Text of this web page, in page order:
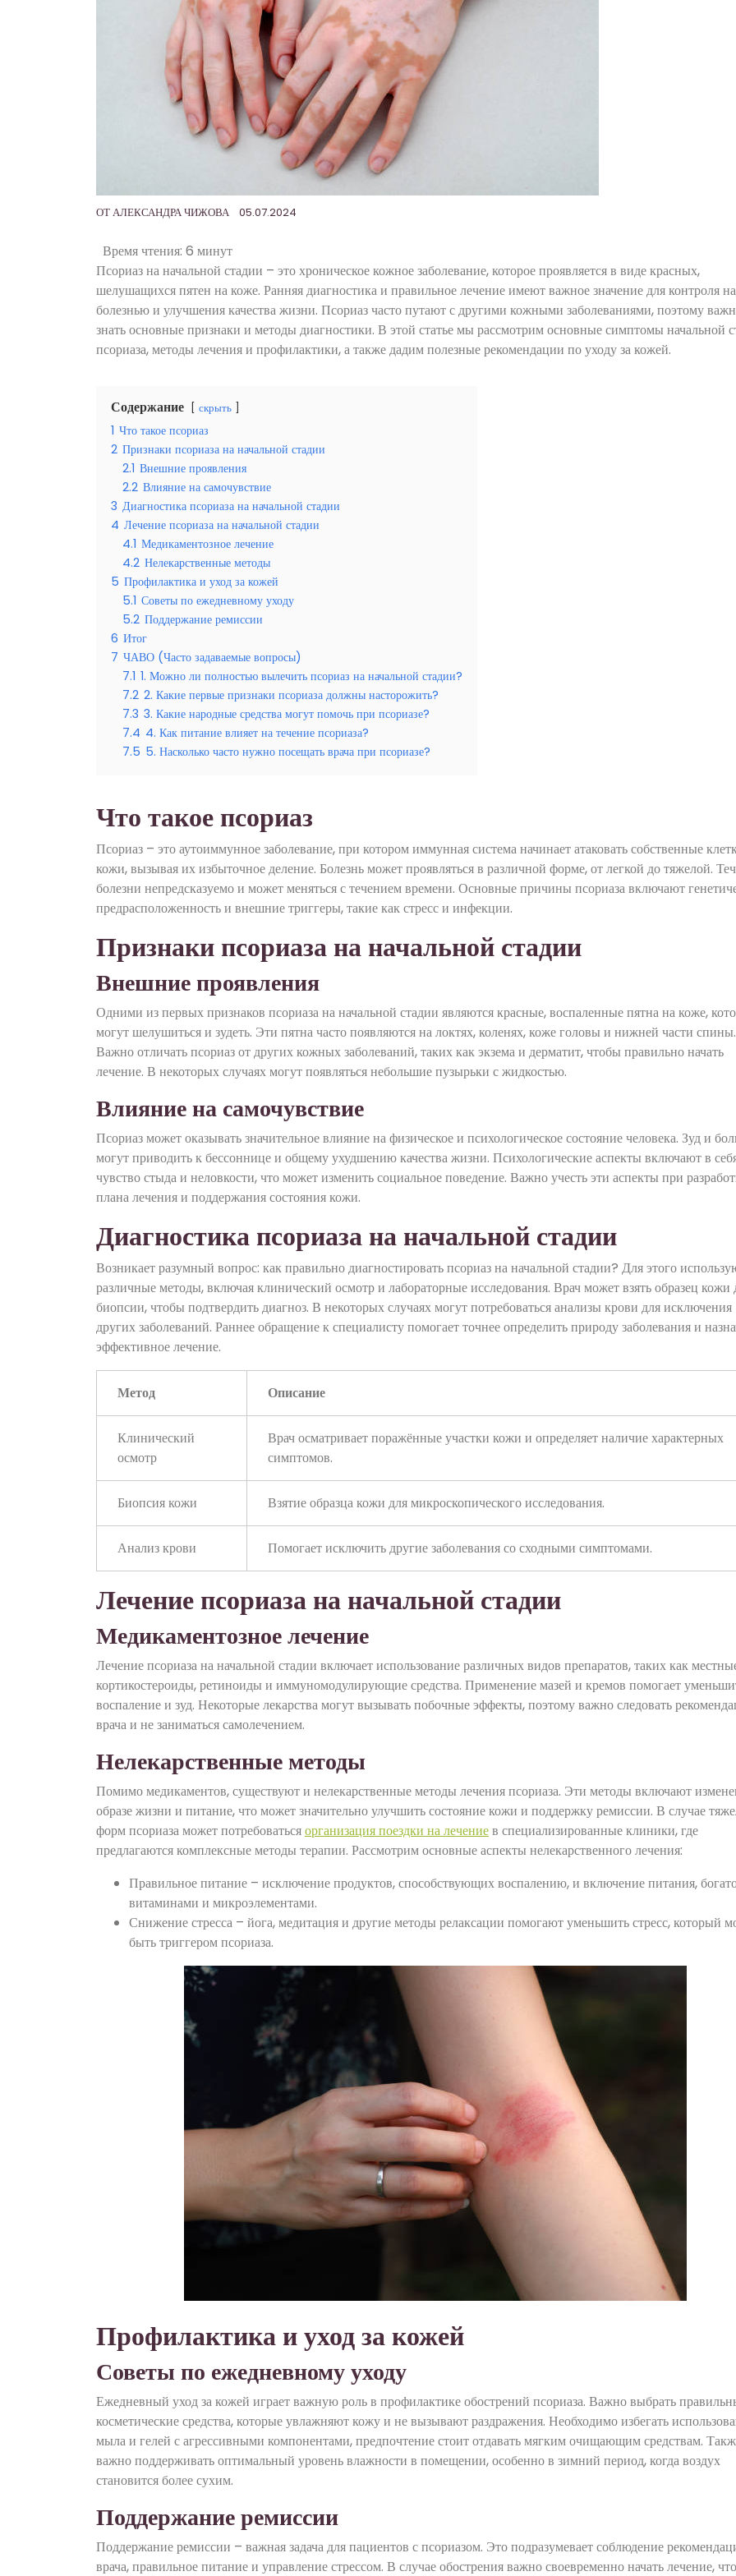
ОТАЛЕКСАНДРА ЧИЖОВА 05.07.2024
Время чтения: 6 минут
Псориаз на начальной стадии – это хроническое кожное заболевание, которое проявляется в виде красных,
шелушащихся пятен на коже. Ранняя диагностика и правильное лечение имеют важное значение для контроля
болезнью и улучшения качества жизни. Псориаз часто путают с другими кожными заболеваниями, поэтому
знать основные признаки и методы диагностики. В этой статье мы рассмотрим основные симптомы начальной
псориаза, методы лечения и профилактики, а также дадим полезные рекомендации по уходу за кожей.
Содержание скрыть
1 Что такое псориаз
2 Признаки псориаза на начальной стадии
2.1 Внешние проявления
2.2 Влияние на самочувствие
3 Диагностика псориаза на начальной стадии
4 Лечение псориаза на начальной стадии
4.1 Медикаментозное лечение
4.2 Нелекарственные методы
5 Профилактика и уход за кожей
5.1 Советы по ежедневному уходу
5.2 Поддержание ремиссии
6 Итог
7 ЧАВО (Часто задаваемые вопросы)
7.1 1. Можно ли полностью вылечить псориаз на начальной стадии?
7.2 2. Какие первые признаки псориаза должны насторожить?
7.3 3. Какие народные средства могут помочь при псориазе?
7.4 4. Как питание влияет на течение псориаза?
7.5 5. Насколько часто нужно посещать врача при псориазе?
Что такое псориаз
Псориаз – это аутоиммунное заболевание, при котором иммунная система начинает атаковать собственные
кожи, вызывая их избыточное деление. Болезнь может проявляться в различной форме, от легкой до тяжелой.
болезни непредсказуемо и может меняться с течением времени. Основные причины псориаза включают
предрасположенность и внешние триггеры, такие как стресс и инфекции.
Признаки псориаза на начальной стадии
Внешние проявления
Одними из первых признаков псориаза на начальной стадии являются красные, воспаленные пятна на коже,
могут шелушиться и зудеть. Эти пятна часто появляются на локтях, коленях, коже головы и нижней части спины.
Важно отличать псориаз от других кожных заболеваний, таких как экзема и дерматит, чтобы правильно начать
лечение. В некоторых случаях могут появляться небольшие пузырьки с жидкостью.
Влияние на самочувствие
Псориаз может оказывать значительное влияние на физическое и психологическое состояние человека. Зуд и
могут приводить к бессоннице и общему ухудшению качества жизни. Психологические аспекты включают в
чувство стыда и неловкости, что может изменить социальное поведение. Важно учесть эти аспекты при
плана лечения и поддержания состояния кожи.
Диагностика псориаза на начальной стадии
Возникает разумный вопрос: как правильно диагностировать псориаз на начальной стадии? Для этого
различные методы, включая клинический осмотр и лабораторные исследования. Врач может взять образец кожи
биопсии, чтобы подтвердить диагноз. В некоторых случаях могут потребоваться анализы крови для исключения
других заболеваний. Раннее обращение к специалисту помогает точнее определить природу заболевания и
эффективное лечение.
Метод Описание
Клинический
осмотр
Врач осматривает поражённые участки кожи и определяет наличие характерных
симптомов.
Биопсия кожи Взятие образца кожи для микроскопического исследования.
Анализ крови Помогает исключить другие заболевания со сходными симптомами.
Лечение псориаза на начальной стадии
Медикаментозное лечение
Лечение псориаза на начальной стадии включает использование различных видов препаратов, таких как
кортикостероиды, ретиноиды и иммуномодулирующие средства. Применение мазей и кремов помогает
воспаление и зуд. Некоторые лекарства могут вызывать побочные эффекты, поэтому важно следовать
врача и не заниматься самолечением.
Нелекарственные методы
Помимо медикаментов, существуют и нелекарственные методы лечения псориаза. Эти методы включают
образе жизни и питание, что может значительно улучшить состояние кожи и поддержку ремиссии. В случае
форм псориаза может потребоватьсяорганизация поездки на лечениев специализированные клиники, где
предлагаются комплексные методы терапии. Рассмотрим основные аспекты нелекарственного лечения:
Правильное питание – исключение продуктов, способствующих воспалению, и включение питания,
витаминами и микроэлементами.
Снижение стресса – йога, медитация и другие методы релаксации помогают уменьшить стресс, который
быть триггером псориаза.
Профилактика и уход за кожей
Советы по ежедневному уходу
Ежедневный уход за кожей играет важную роль в профилактике обострений псориаза. Важно выбрать
косметические средства, которые увлажняют кожу и не вызывают раздражения. Необходимо избегать
мыла и гелей с агрессивными компонентами, предпочтение стоит отдавать мягким очищающим средствам.
важно поддерживать оптимальный уровень влажности в помещении, особенно в зимний период, когда воздух
становится более сухим.
Поддержание ремиссии
Поддержание ремиссии – важная задача для пациентов с псориазом. Это подразумевает соблюдение
врача, правильное питание и управление стрессом. В случае обострения важно своевременно начать лечение,